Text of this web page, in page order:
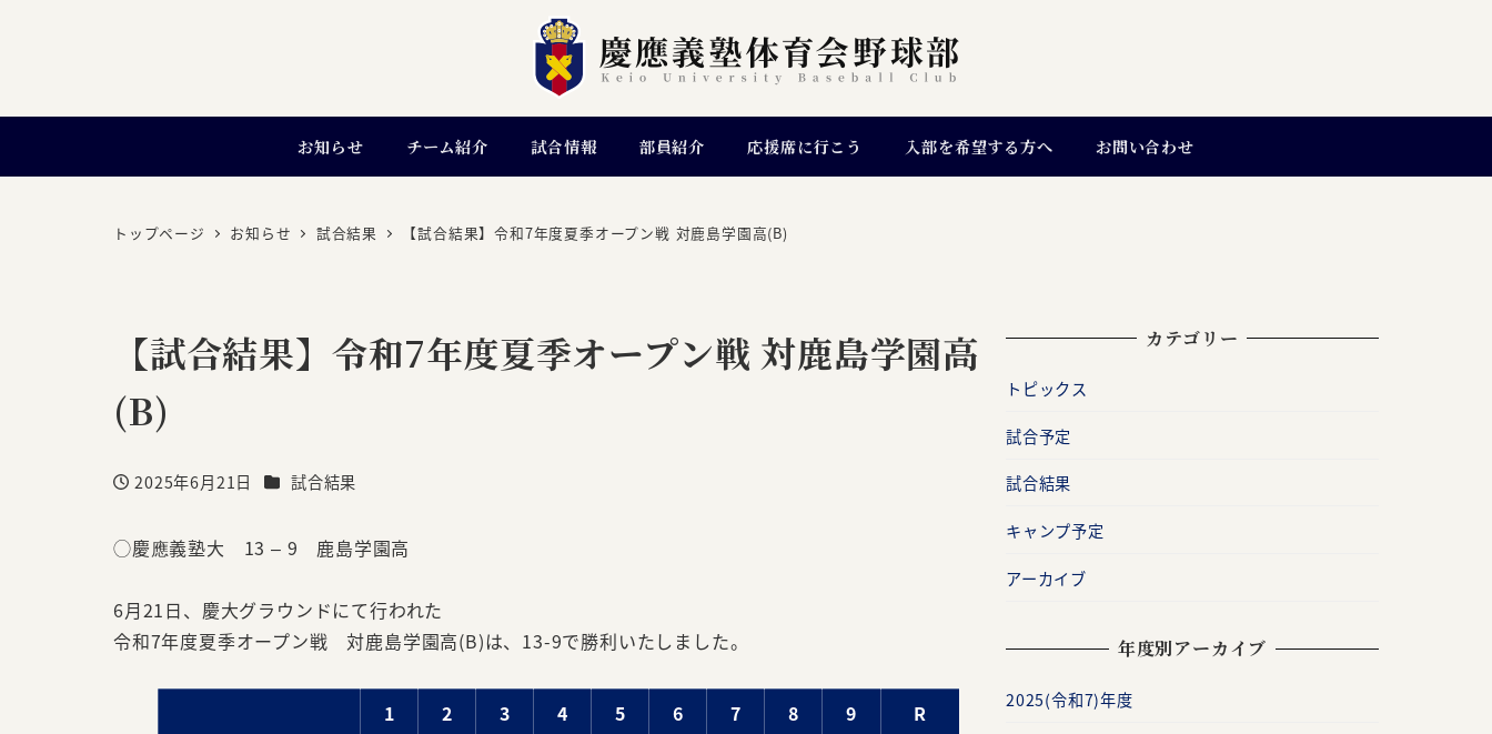
お知らせ チーム紹介 試合情報 部員紹介 応援席に行こう 入部を希望する方へ お問い合わせ
トップページ お知らせ 試合結果 【試合結果】令和7年度夏季オープン戦 対鹿島学園高(B)
【試合結果】令和7年度夏季オープン戦 対鹿島学園高
(B)
投稿日
2025年6月21日 カテゴリー
試合結果
◯慶應義塾大 13 – 9 鹿島学園高
6月21日、慶大グラウンドにて行われた
令和7年度夏季オープン戦 対鹿島学園高(B)は、13-9で勝利いたしました。
1 2 3 4 5 6 7 8 9
R
カテゴリー
トピックス
試合予定
試合結果
キャンプ予定
アーカイブ
年度別アーカイブ
2025(令和7)年度